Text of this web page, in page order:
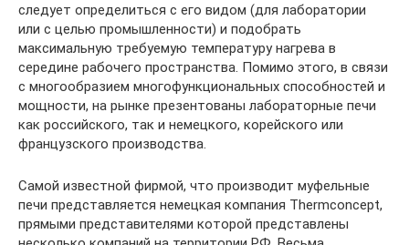
следует определиться с его видом (для лаборатории
или с целью промышленности) и подобрать
максимальную требуемую температуру нагрева в
середине рабочего пространства. Помимо этого, в связи
с многообразием многофункциональных способностей и
мощности, на рынке презентованы лабораторные печи
как российского, так и немецкого, корейского или
французского производства.
Самой известной фирмой, что производит муфельные
печи представляется немецкая компания Thermconcept,
прямыми представителями которой представлены